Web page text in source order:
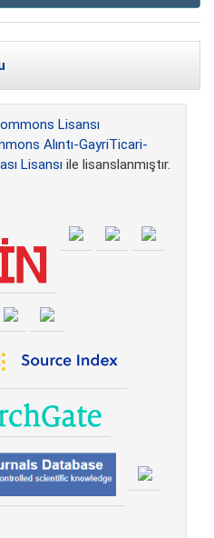
Alıntı-GayriTicari-
Lisansı ile lisanslanmıştır.